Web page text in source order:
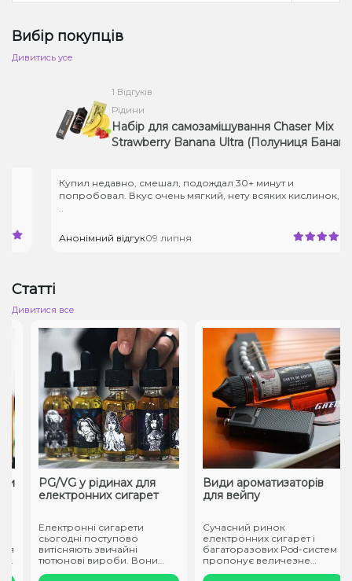
Вибір покупців
Дивитись усе
1 Відгуків
Рідини
Набір для самозамішування Chaser Mix
Strawberry Banana Ultra (Полуниця Банан,
Купил недавно, смешал, подождал 30+ минут и
попробовал. Вкус очень мягкий, нету всяких кислинок, и
Анонімний відгук09 липня
Статті
Дивитися все
PG/VG у рідинах для
електронних сигарет
Електронні сигарети
сьогодні поступово
витісняють звичайні
тютюнові вироби. Вони
заправляються спеці..
Види ароматизаторів
для вейпу
Сучасний ринок
електронних сигарет і
багаторазових Pod-систем
пропонує величезне
різноманіття смаків..